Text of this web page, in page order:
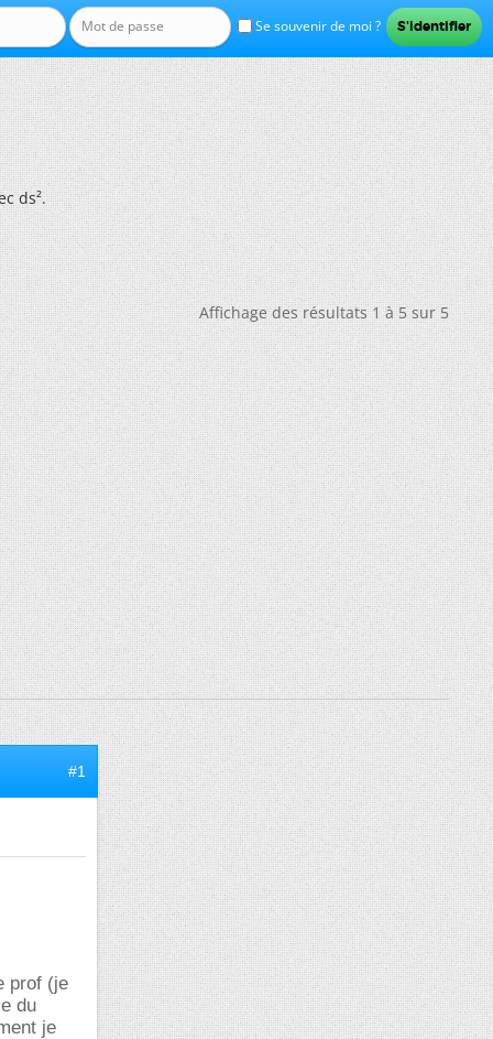
Se souvenir de moi ?
ds².
Affichage des résultats 1 à 5 sur 5
#1
prof (je
du
je